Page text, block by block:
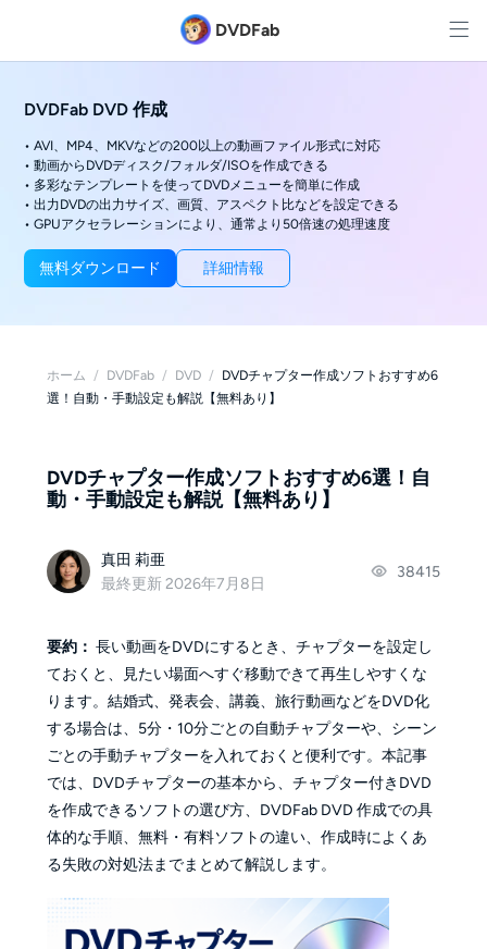
DVDFab
DVDFab DVD 作成
• AVI、MP4、MKVなどの200以上の動画ファイル形式に対応
• 動画からDVDディスク/フォルダ/ISOを作成できる
• 多彩なテンプレートを使ってDVDメニューを簡単に作成
• 出力DVDの出力サイズ、画質、アスペクト比などを設定できる
• GPUアクセラレーションにより、通常より50倍速の処理速度
無料ダウンロード 詳細情報
ホーム / DVDFab / DVD / DVDチャプター作成ソフトおすすめ6
選！自動・手動設定も解説【無料あり】
DVDチャプター作成ソフトおすすめ6選！自
動・手動設定も解説【無料あり】
真田 莉亜
最終更新 2026年7月8日
38415
要約： 長い動画をDVDにするとき、チャプターを設定し
ておくと、見たい場面へすぐ移動できて再生しやすくな
ります。結婚式、発表会、講義、旅行動画などをDVD化
する場合は、5分・10分ごとの自動チャプターや、シーン
ごとの手動チャプターを入れておくと便利です。本記事
では、DVDチャプターの基本から、チャプター付きDVD
を作成できるソフトの選び方、DVDFab DVD 作成での具
体的な手順、無料・有料ソフトの違い、作成時によくあ
る失敗の対処法までまとめて解説します。